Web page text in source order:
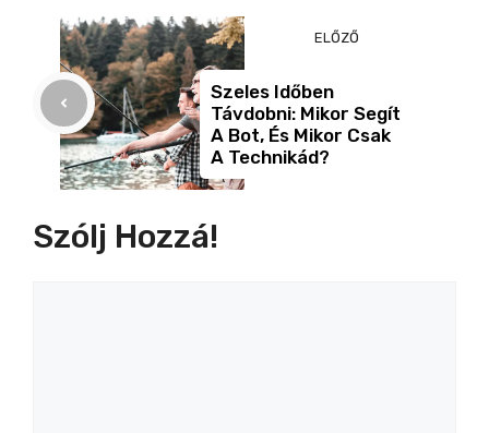
b
o
o
k
n
g
er
ELŐZŐ
Szeles Időben
Távdobni: Mikor Segít
A Bot, És Mikor Csak
A Technikád?
Szólj Hozzá!